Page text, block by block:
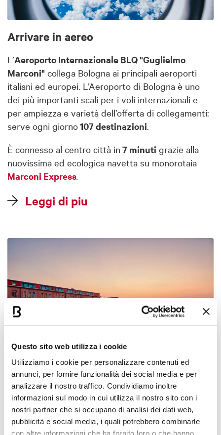
Questo sito web utilizza i cookie
Utilizziamo i cookie per personalizzare contenuti ed
annunci, per fornire funzionalità dei social media e per
analizzare il nostro traffico. Condividiamo inoltre
informazioni sul modo in cui utilizza il nostro sito con i
nostri partner che si occupano di analisi dei dati web,
pubblicità e social media, i quali potrebbero combinarle
con altre informazioni che ha fornito loro o che hanno
Arrivare in aereo
L’Aeroporto Internazionale BLQ "Guglielmo
Marconi" collega Bologna ai principali aeroporti
italiani ed europei. L’Aeroporto di Bologna è uno
dei più importanti scali per i voli internazionali e
per ampiezza e varietà dell’offerta di collegamenti:
serve ogni giorno107 destinazioni
È connesso al centro città in 7 minuti grazie alla
nuovissima ed ecologica navetta su monorotaia
Marconi Express
Leggi di piu
Arrivare in treno
Grazie all’Alta Velocità, allaStazione Centrale di
Bolognasi arriva in mezz’ora da Firenze, in 1 ora da